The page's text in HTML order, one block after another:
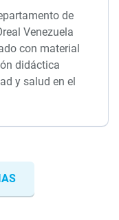
de
Venezuela
con material
didáctica
y salud en el